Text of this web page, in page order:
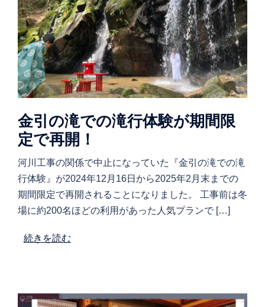
金引の滝での滝行体験が期間限
定で再開！
河川工事の関係で中止になっていた『金引の滝での滝
行体験』が2024年12月16日から2025年2月末までの
期間限定で再開されることになりました。 工事前は冬
場に約200名ほどの利用があった人気プランで […]
続きを読む